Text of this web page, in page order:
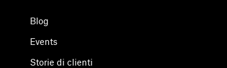
Blog
Events
Storie di clienti